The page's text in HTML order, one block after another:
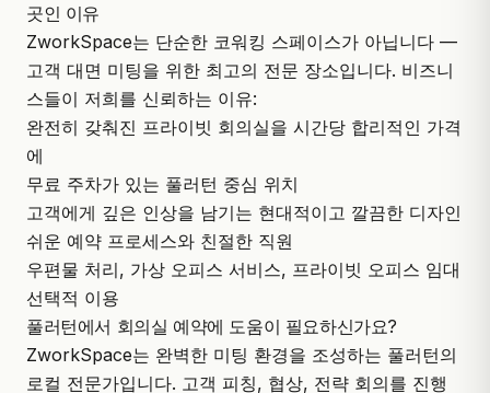
곳인 이유
ZworkSpace는 단순한 코워킹 스페이스가 아닙니다 —
고객 대면 미팅을 위한 최고의 전문 장소입니다. 비즈니
스들이 저희를 신뢰하는 이유:
완전히 갖춰진 프라이빗 회의실을 시간당 합리적인 가격
에
무료 주차가 있는 풀러턴 중심 위치
고객에게 깊은 인상을 남기는 현대적이고 깔끔한 디자인
쉬운 예약 프로세스와 친절한 직원
우편물 처리, 가상 오피스 서비스, 프라이빗 오피스 임대
선택적 이용
풀러턴에서 회의실 예약에 도움이 필요하신가요?
ZworkSpace는 완벽한 미팅 환경을 조성하는 풀러턴의
로컬 전문가입니다. 고객 피칭, 협상, 전략 회의를 진행